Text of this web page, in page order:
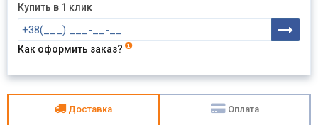
Купить в 1 клик
Как оформить заказ?
Доставка Оплата